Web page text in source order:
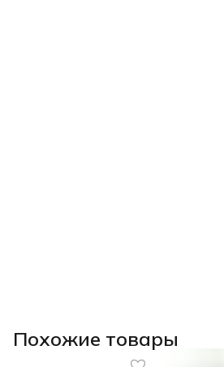
Похожие товары